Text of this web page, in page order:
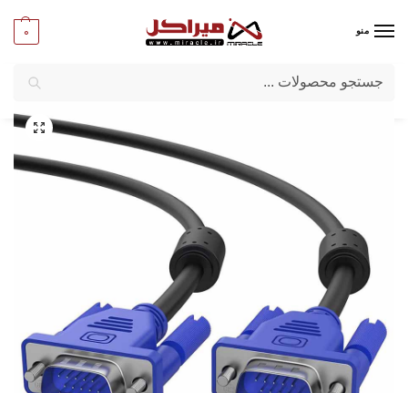
منو 0
میراکل/کامپیوتر/کابل/کابل VGA